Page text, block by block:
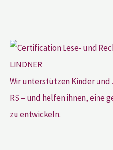
Wir unterstützen Kinder und
RS – und helfen ihnen, eine
zu entwickeln.